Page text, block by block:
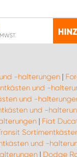
-halterungen|
und -
und -
und -
| Fiat
und -
| Dodge